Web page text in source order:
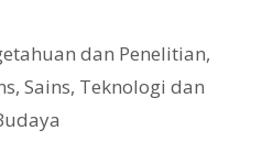
dan Penelitian,
, Sains, Teknologi dan